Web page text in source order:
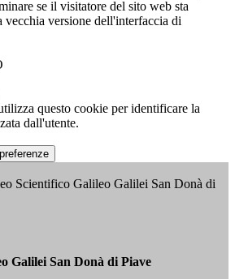
se il visitatore del sito web sta
versione dell'interfaccia di
questo cookie per identificare la
dall'utente.
Scientifico Galileo Galilei San Donà di
Galilei San Donà di Piave